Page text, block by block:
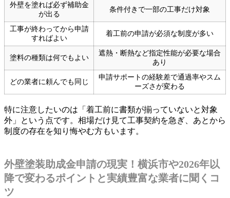
外壁を塗れば必ず補助金
が出る
条件付きで一部の工事だけ対象
工事が終わってから申請
すればよい
着工前の申請が必須な制度が多い
塗料の種類は何でもよい
遮熱・断熱など指定性能が必要な場合
あり
どの業者に頼んでも同じ
申請サポートの経験差で通過率やスム
ーズさが変わる
特に注意したいのは「着工前に書類が揃っていないと対象
外」という点です。相場だけ見て工事契約を急ぎ、あとから
制度の存在を知り悔やむ方もいます。
外壁塗装助成金申請の現実！横浜市や2026年以
降で変わるポイントと実績豊富な業者に聞くコ
ツ